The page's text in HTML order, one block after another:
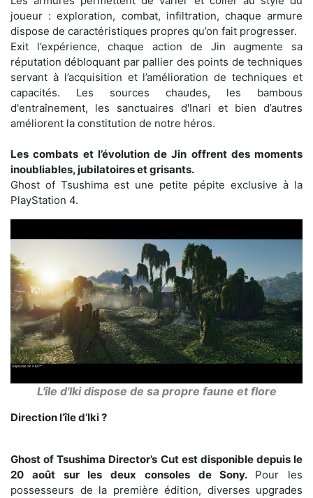
joueur : exploration, combat, infiltration, chaque armure
dispose de caractéristiques propres qu’on fait progresser.
Exit l’expérience, chaque action de Jin augmente sa
réputation débloquant par pallier des points de techniques
servant à l’acquisition et l’amélioration de techniques et
capacités. Les sources chaudes, les bambous
d'entraînement, les sanctuaires d'Inari et bien d’autres
améliorent la constitution de notre héros.
Les combats et l’évolution de Jin offrent des moments
inoubliables, jubilatoires et grisants.
Ghost of Tsushima est une petite pépite exclusive à la
PlayStation 4.
L'île d'Iki dispose de sa propre faune et flore
Direction l’île d’Iki ?
Ghost of Tsushima Director’s Cut est disponible depuis le
20 août sur les deux consoles de Sony. Pour les
possesseurs de la première édition, diverses upgrades